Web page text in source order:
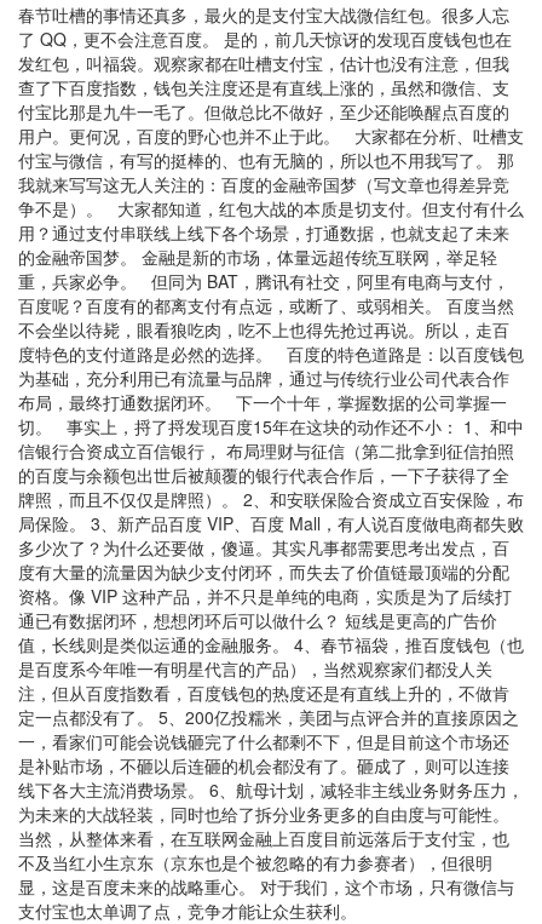
春节吐槽的事情还真多，最火的是支付宝大战微信红包。很多人忘
了 QQ，更不会注意百度。 是的，前几天惊讶的发现百度钱包也在
发红包，叫福袋。观察家都在吐槽支付宝，估计也没有注意，但我
查了下百度指数，钱包关注度还是有直线上涨的，虽然和微信、支
付宝比那是九牛一毛了。但做总比不做好，至少还能唤醒点百度的
用户。更何况，百度的野心也并不止于此。 大家都在分析、吐槽支
付宝与微信，有写的挺棒的、也有无脑的，所以也不用我写了。 那
我就来写写这无人关注的：百度的金融帝国梦（写文章也得差异竞
争不是）。 大家都知道，红包大战的本质是切支付。但支付有什么
用？通过支付串联线上线下各个场景，打通数据，也就支起了未来
的金融帝国梦。 金融是新的市场，体量远超传统互联网，举足轻
重，兵家必争。 但同为 BAT，腾讯有社交，阿里有电商与支付，
百度呢？百度有的都离支付有点远，或断了、或弱相关。 百度当然
不会坐以待毙，眼看狼吃肉，吃不上也得先抢过再说。所以，走百
度特色的支付道路是必然的选择。 百度的特色道路是：以百度钱包
为基础，充分利用已有流量与品牌，通过与传统行业公司代表合作
布局，最终打通数据闭环。 下一个十年，掌握数据的公司掌握一
切。 事实上，捋了捋发现百度15年在这块的动作还不小： 1、和中
信银行合资成立百信银行， 布局理财与征信（第二批拿到征信拍照
的百度与余额包出世后被颠覆的银行代表合作后，一下子获得了全
牌照，而且不仅仅是牌照）。 2、和安联保险合资成立百安保险，布
局保险。 3、新产品百度 VIP、百度 Mall，有人说百度做电商都失败
多少次了？为什么还要做，傻逼。其实凡事都需要思考出发点，百
度有大量的流量因为缺少支付闭环，而失去了价值链最顶端的分配
资格。像 VIP 这种产品，并不只是单纯的电商，实质是为了后续打
通已有数据闭环，想想闭环后可以做什么？ 短线是更高的广告价
值，长线则是类似运通的金融服务。 4、春节福袋，推百度钱包（也
是百度系今年唯一有明星代言的产品），当然观察家们都没人关
注，但从百度指数看，百度钱包的热度还是有直线上升的，不做肯
定一点都没有了。 5、200亿投糯米，美团与点评合并的直接原因之
一，看家们可能会说钱砸完了什么都剩不下，但是目前这个市场还
是补贴市场，不砸以后连砸的机会都没有了。砸成了，则可以连接
线下各大主流消费场景。 6、航母计划，减轻非主线业务财务压力，
为未来的大战轻装，同时也给了拆分业务更多的自由度与可能性。
当然，从整体来看，在互联网金融上百度目前远落后于支付宝，也
不及当红小生京东（京东也是个被忽略的有力参赛者），但很明
显，这是百度未来的战略重心。 对于我们，这个市场，只有微信与
支付宝也太单调了点，竞争才能让众生获利。